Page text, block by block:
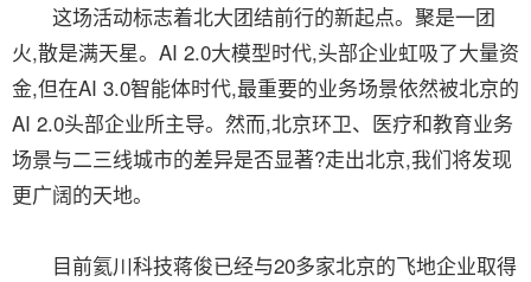
这场活动标志着北大团结前行的新起点。聚是一团
火,散是满天星。AI 2.0大模型时代,头部企业虹吸了大量资
金,但在AI 3.0智能体时代,最重要的业务场景依然被北京的
AI 2.0头部企业所主导。然而,北京环卫、医疗和教育业务
场景与二三线城市的差异是否显著?走出北京,我们将发现
更广阔的天地。
目前氦川科技蒋俊已经与20多家北京的飞地企业取得